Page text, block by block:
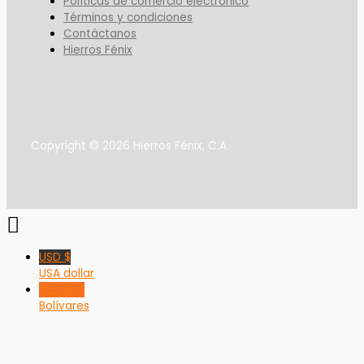
Términos y condiciones
Contáctanos
Hierros Fénix
Copyright © 2026 Hierros Fénix, C.A.
USD $
USA dollar
VED Bs F
Bolívares